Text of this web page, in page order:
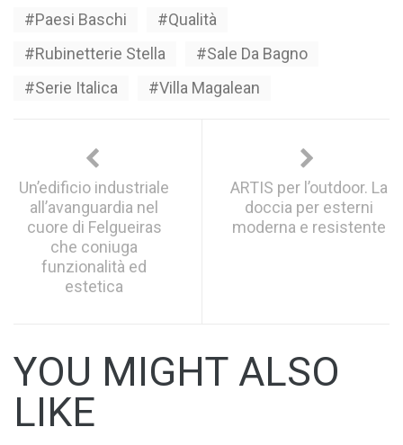
Paesi Baschi
Qualità
Rubinetterie Stella
Sale Da Bagno
Serie Italica
Villa Magalean
Un’edificio industriale
all’avanguardia nel
cuore di Felgueiras
che coniuga
funzionalità ed
estetica
ARTIS per l’outdoor. La
doccia per esterni
moderna e resistente
YOU MIGHT ALSO
LIKE